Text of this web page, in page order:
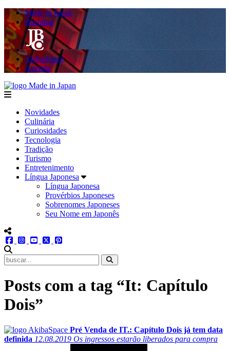
Made in Japan
Hashitag
AkibaSpace
Agenda
menu
Novidades
Culinária
Curiosidades
Tecnologia
Tradição
Turismo
Entretenimento
Língua Japonesa
Língua Japonesa
Provérbios Japoneses
Sobrenomes Japoneses
Seu Nome em Japonês
menu redes social
facebookinstagram
youtube
twitter
Posts com a tag “It: Capítulo
Dois”
Pré Venda de IT.: Capítulo Dois já tem data
definida 12.08.2019 Os ingressos estarão liberados para compra